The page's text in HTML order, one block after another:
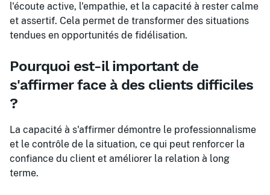
l'écoute active, l'empathie, et la capacité à rester calme
et assertif. Cela permet de transformer des situations
tendues en opportunités de fidélisation.
Pourquoi est-il important de
s'affirmer face à des clients difficiles
?
La capacité à s'affirmer démontre le professionnalisme
et le contrôle de la situation, ce qui peut renforcer la
confiance du client et améliorer la relation à long
terme.